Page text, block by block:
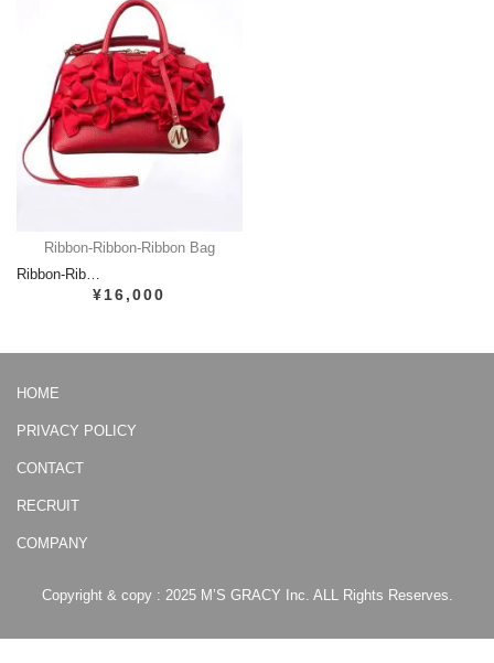
Ribbon-Ribbon-Ribbon Bag
Ribbon-Rib…
¥16,000
HOME
PRIVACY POLICY
CONTACT
RECRUIT
COMPANY
Copyright & copy : 2025 M’S GRACY Inc. ALL Rights Reserves.